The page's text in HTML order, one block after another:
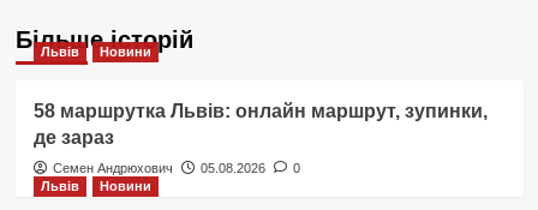
Більше історій
Львів Новини
58 маршрутка Львів: онлайн маршрут, зупинки,
де зараз
Семен Андрюхович 05.08.2026
0
Львів
Новини